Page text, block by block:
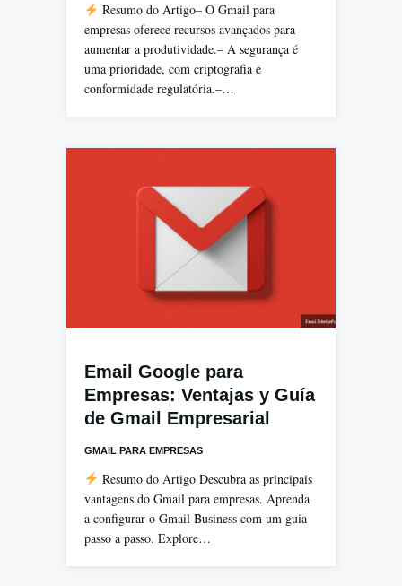
Resumo do Artigo– O Gmail para
empresas oferece recursos avançados para
aumentar a produtividade.– A segurança é
uma prioridade, com criptografia e
conformidade regulatória.–…
Email Google para
Empresas: Ventajas y Guía
de Gmail Empresarial
GMAIL PARA EMPRESAS
Resumo do Artigo Descubra as principais
vantagens do Gmail para empresas. Aprenda
a configurar o Gmail Business com um guia
passo a passo. Explore…